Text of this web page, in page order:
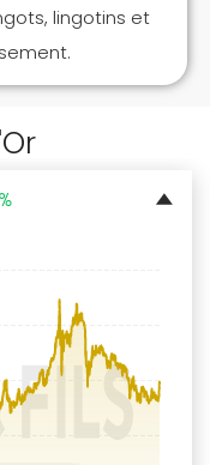
lingotins et